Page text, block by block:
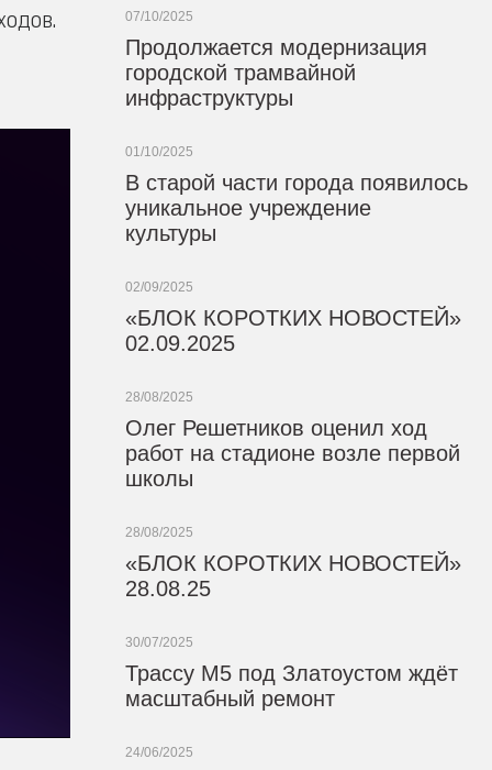
07/10/2025
Продолжается модернизация
городской трамвайной
инфраструктуры
01/10/2025
В старой части города появилось
уникальное учреждение
культуры
02/09/2025
«БЛОК КОРОТКИХ НОВОСТЕЙ»
02.09.2025
28/08/2025
Олег Решетников оценил ход
работ на стадионе возле первой
школы
28/08/2025
«БЛОК КОРОТКИХ НОВОСТЕЙ»
28.08.25
30/07/2025
Трассу М5 под Златоустом ждёт
масштабный ремонт
24/06/2025